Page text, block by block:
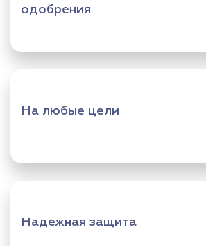
одобрения
На любые цели
Надежная защита